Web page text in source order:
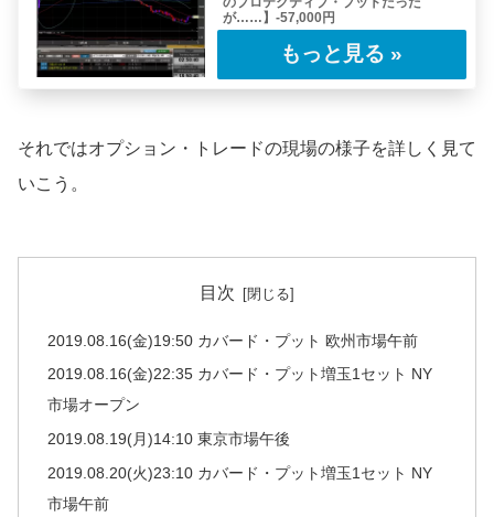
が……】-57,000円
ーケットは珍しい。レポートの前半部分は確信
それではオプション・トレードの現場の様子を詳しく見て
いこう。
目次
2019.08.16(金)19:50 カバード・プット 欧州市場午前
2019.08.16(金)22:35 カバード・プット増玉1セット NY
市場オープン
2019.08.19(月)14:10 東京市場午後
2019.08.20(火)23:10 カバード・プット増玉1セット NY
市場午前